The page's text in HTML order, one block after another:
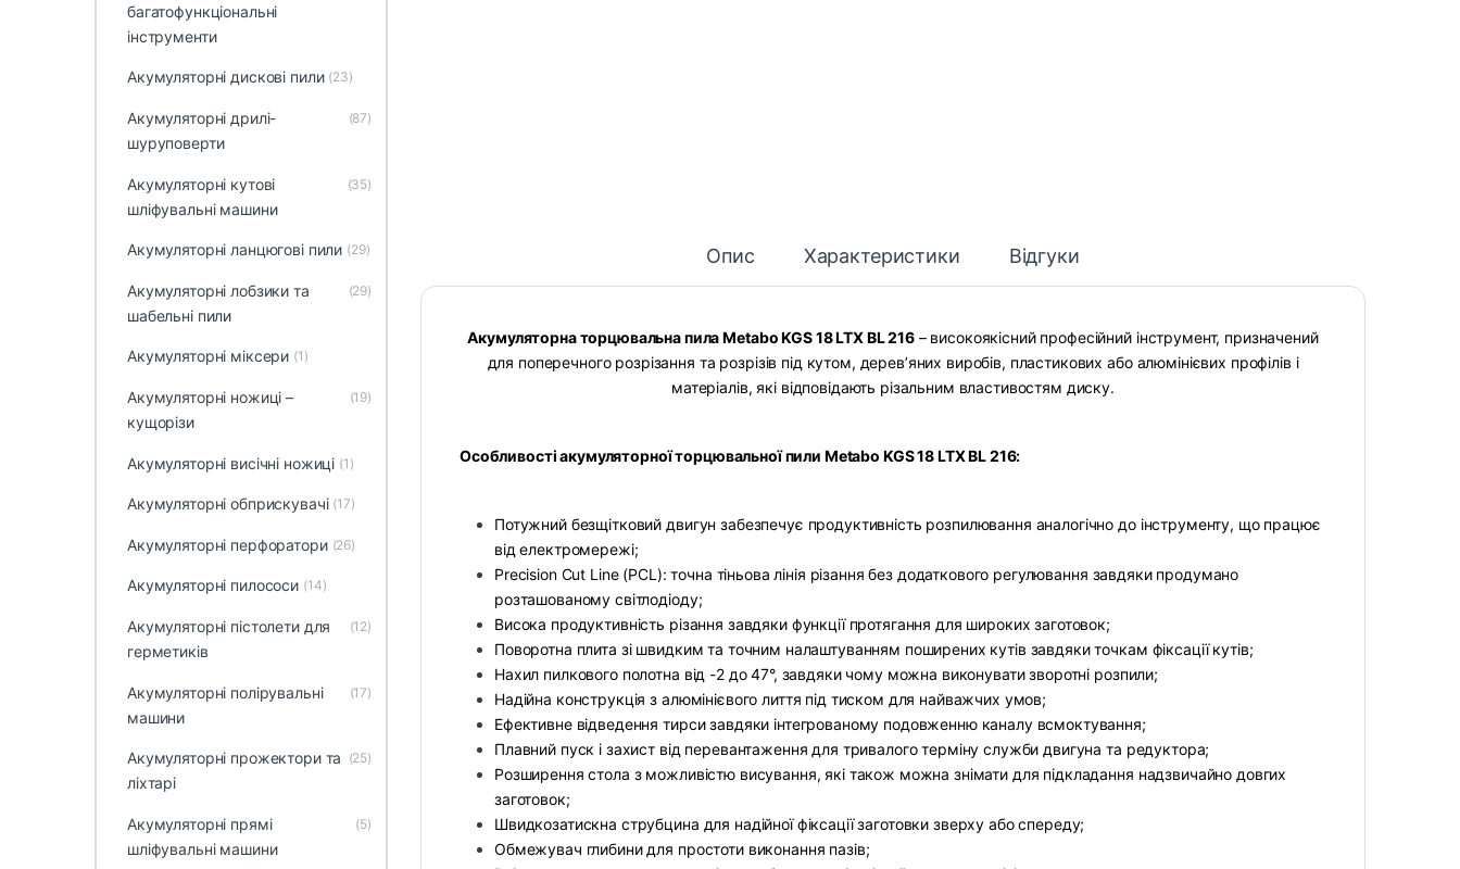
Опис Характеристики Відгуки
Акумуляторна торцювальна пила Metabo KGS 18 LTX BL 216– високоякісний професійний інструмент, призначений
для поперечного розрізання та розрізів під кутом, дерев’яних виробів, пластикових або алюмінієвих профілів і
матеріалів, які відповідають різальним властивостям диску.
Особливості акумуляторної торцювальної пили Metabo KGS 18 LTX BL 216:
Потужний безщітковий двигун забезпечує продуктивність розпилювання аналогічно до інструменту, що працює
від електромережі;
Precision Cut Line (PCL): точна тіньова лінія різання без додаткового регулювання завдяки продумано
розташованому світлодіоду;
Висока продуктивність різання завдяки функції протягання для широких заготовок;
Поворотна плита зі швидким та точним налаштуванням поширених кутів завдяки точкам фіксації кутів;
Нахил пилкового полотна від -2 до 47°, завдяки чому можна виконувати зворотні розпили;
Надійна конструкція з алюмінієвого лиття під тиском для найважчих умов;
Ефективне відведення тирси завдяки інтегрованому подовженню каналу всмоктування;
Плавний пуск і захист від перевантаження для тривалого терміну служби двигуна та редуктора;
Розширення стола з можливістю висування, які також можна знімати для підкладання надзвичайно довгих
заготовок;
Швидкозатискна струбцина для надійної фіксації заготовки зверху або спереду;
Обмежувач глибини для простоти виконання пазів;
багатофункціональні
інструменти
Акумуляторні дискові пили (23)
Акумуляторні дрилі-
шуруповерти
(87)
Акумуляторні кутові
шліфувальні машини
(35)
Акумуляторні ланцюгові пили (29)
Акумуляторні лобзики та
шабельні пили
(29)
Акумуляторні міксери (1)
Акумуляторні ножиці –
кущорізи
(19)
Акумуляторні висічні ножиці (1)
Акумуляторні обприскувачі (17)
Акумуляторні перфоратори (26)
Акумуляторні пилососи (14)
Акумуляторні пістолети для
герметиків
(12)
Акумуляторні полірувальні
машини
(17)
Акумуляторні прожектори та
ліхтарі
(25)
Акумуляторні прямі
шліфувальні машини
(5)